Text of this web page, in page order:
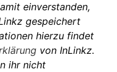
einverstanden,
gespeichert
hierzu findet
von InLinkz.
ihr nicht